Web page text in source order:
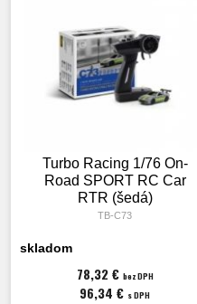
Turbo Racing 1/76 On-
Road SPORT RC Car
RTR (šedá)
TB-C73
skladom
78,32 € bez DPH
96,34 € s DPH